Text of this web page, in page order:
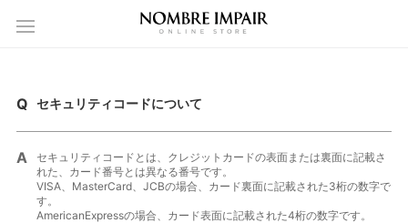
セキュリティコードについて
セキュリティコードとは、クレジットカードの表面または裏面に記載さ
れた、カード番号とは異なる番号です。
VISA、MasterCard、JCBの場合、カード裏面に記載された3桁の数字で
す。
AmericanExpressの場合、カード表面に記載された4桁の数字です。